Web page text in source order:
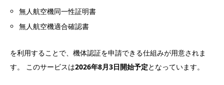
無人航空機同一性証明書
無人航空機適合確認書
を利用することで、機体認証を申請できる仕組みが用意されま
す。 このサービスは2026年8月3日開始予定となっています。